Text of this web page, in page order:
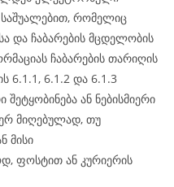
საშუალებით, რომელიც
და ჩაბარების მცდელობის
ჩაბარების თარიღის
6.1.1, 6.1.2 და 6.1.3
შეტყობინება ან ნებისმიერი
მიღებულად, თუ
მისი
ფოსტით ან კურიერის